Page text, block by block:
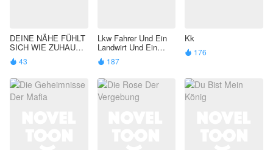
DEINE NÄHE FÜHLT
SICH WIE ZUHAUSE
AN
 43
Lkw Fahrer Und Ein
Landwirt Und Ein
Bauer.
 187
Kk
 176